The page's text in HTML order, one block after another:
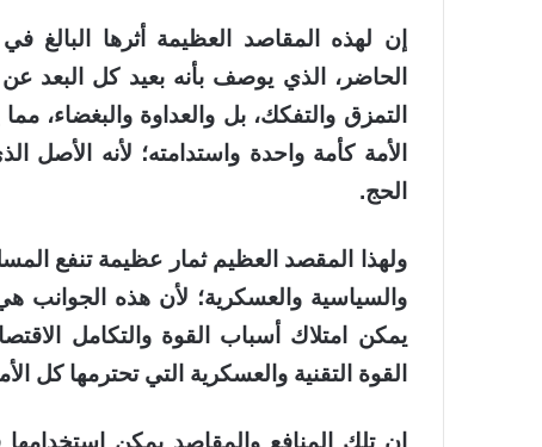
إن لهذه المقاصد العظيمة أثرها البالغ
الحاضر، الذي يوصف بأنه بعيد كل البعد
التمزق والتفكك، بل والعداوة
الأمة كأمة واحدة واستدامته؛ لأنه الأصل
الحج.
ولهذا المقصد العظيم ثمار عظيمة تنفع
والسياسية والعسكرية؛ لأن هذه الجوانب
يمكن امتلاك أسباب القوة والتكامل
القوة التقنية والعسكرية التي تحترمها كل
إن تلك المنافع والمقاصد يمكن استخدامها